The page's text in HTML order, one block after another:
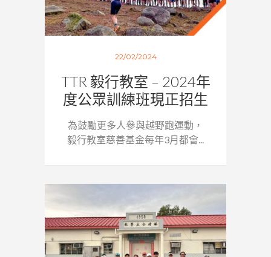
22/02/2024
TTR 毅行教室 – 2024年
度公眾訓練班現正招生
為鼓勵更多人參與越野跑運動，
毅行教室慈善基金每年3月都會...